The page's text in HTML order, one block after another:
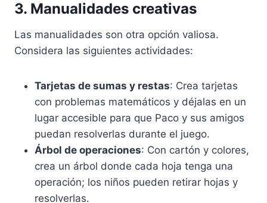
3. Manualidades creativas
Las manualidades son otra opción valiosa.
Considera las siguientes actividades:
Tarjetas de sumas y restas: Crea tarjetas
con problemas matemáticos y déjalas en un
lugar accesible para que Paco y sus amigos
puedan resolverlas durante el juego.
Árbol de operaciones: Con cartón y colores,
crea un árbol donde cada hoja tenga una
operación; los niños pueden retirar hojas y
resolverlas.